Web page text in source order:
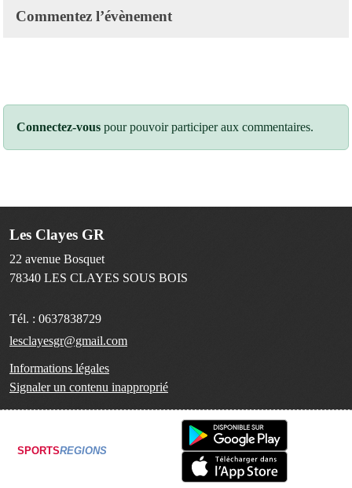
Commentez l’évènement
Connectez-vous pour pouvoir participer aux commentaires.
Les Clayes GR
22 avenue Bosquet
78340 LES CLAYES SOUS BOIS
Tél. : 0637838729
lesclayesgr@gmail.com
Informations légales
Signaler un contenu inapproprié
SPORTSREGIONS